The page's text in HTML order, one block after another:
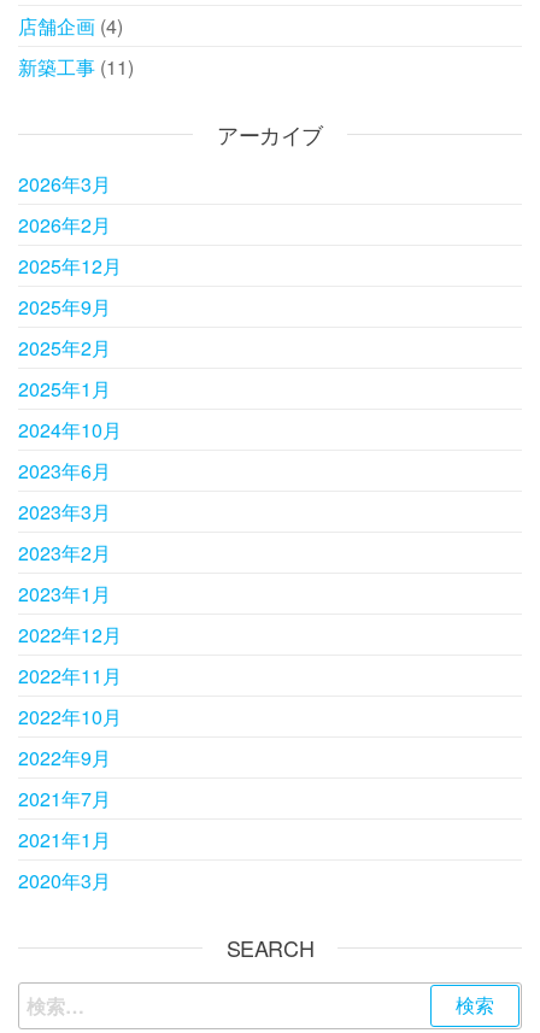
店舗企画 (4)
新築工事 (11)
アーカイブ
2026年3月
2026年2月
2025年12月
2025年9月
2025年2月
2025年1月
2024年10月
2023年6月
2023年3月
2023年2月
2023年1月
2022年12月
2022年11月
2022年10月
2022年9月
2021年7月
2021年1月
2020年3月
SEARCH
検索: